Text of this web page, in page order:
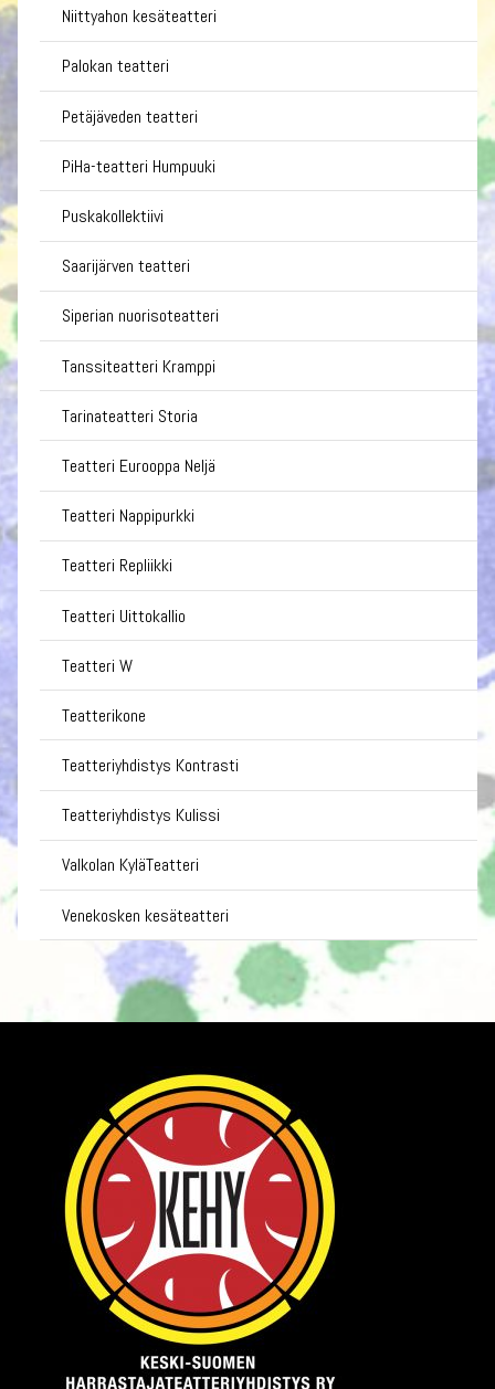
Niittyahon kesäteatteri
Palokan teatteri
Petäjäveden teatteri
PiHa-teatteri Humpuuki
Puskakollektiivi
Saarijärven teatteri
Siperian nuorisoteatteri
Tanssiteatteri Kramppi
Tarinateatteri Storia
Teatteri Eurooppa Neljä
Teatteri Nappipurkki
Teatteri Repliikki
Teatteri Uittokallio
Teatteri W
Teatterikone
Teatteriyhdistys Kontrasti
Teatteriyhdistys Kulissi
Valkolan KyläTeatteri
Venekosken kesäteatteri